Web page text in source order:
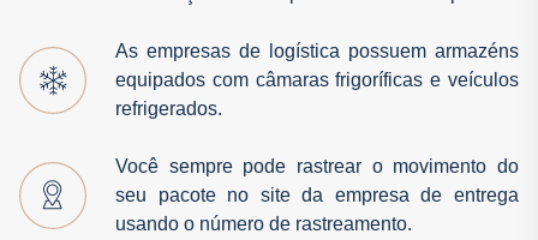
As empresas de logística possuem armazéns
equipados com câmaras frigoríficas e veículos
refrigerados.
Você sempre pode rastrear o movimento do
seu pacote no site da empresa de entrega
usando o número de rastreamento.